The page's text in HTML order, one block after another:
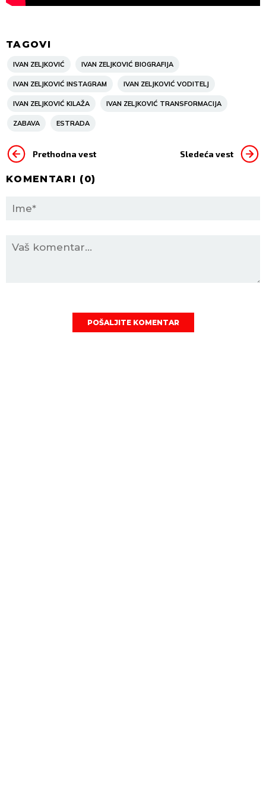
TAGOVI
IVAN ZELJKOVIĆ IVAN ZELJKOVIĆ BIOGRAFIJA
IVAN ZELJKOVIĆ INSTAGRAM IVAN ZELJKOVIĆ VODITELJ
IVAN ZELJKOVIĆ KILAŽA IVAN ZELJKOVIĆ TRANSFORMACIJA
ZABAVA ESTRADA
Prethodna vest Sledeća vest
KOMENTARI (0)
POŠALJITE KOMENTAR